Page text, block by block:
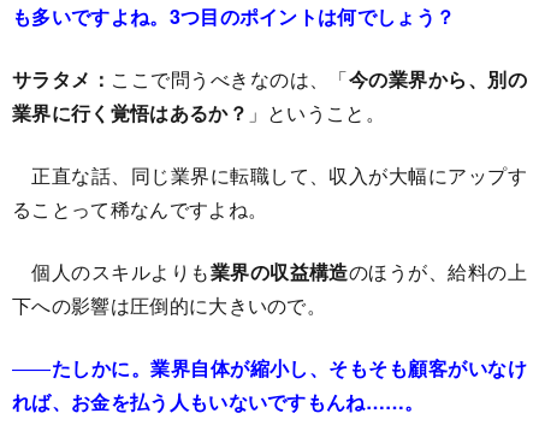
も多いですよね。3つ目のポイントは何でしょう？
サラタメ： ここで問うべきなのは、「今の業界から、別の
業界に行く覚悟はあるか？ 」ということ。
正直な話、同じ業界に転職して、収入が大幅にアップす
ることって稀なんですよね。
個人のスキルよりも業界の収益構造のほうが、給料の上
下への影響は圧倒的に大きいので。
――たしかに。業界自体が縮小し、そもそも顧客がいなけ
れば、お金を払う人もいないですもんね……。